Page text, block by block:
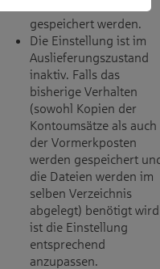
gespeichert werden.
Die Einstellung ist im
Auslieferungszustand
inaktiv. Falls das
bisherige Verhalten
(sowohl Kopien der
Kontoumsätze als auch
der Vormerkposten
werden gespeichert
die Dateien werden im
selben Verzeichnis
abgelegt) benötigt
ist die Einstellung
entsprechend
anzupassen.